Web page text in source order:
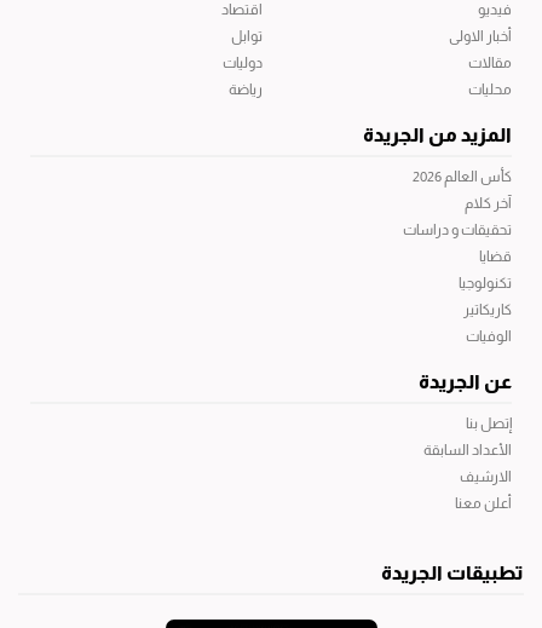
فيديو
أخبار الاولى
مقالات
محليات
اقتصاد
توابل
دوليات
رياضة
المزيد من الجريدة
كأس العالم 2026
آخر كلام
تحقيقات و دراسات
قضايا
تكنولوجيا
كاريكاتير
الوفيات
عن الجريدة
إتصل بنا
الأعداد السابقة
الارشيف
أعلن معنا
تطبيقات الجريدة